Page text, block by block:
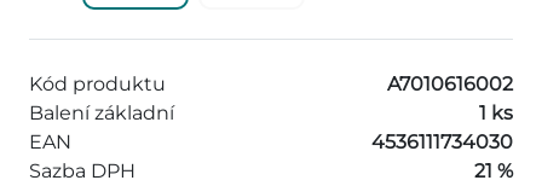
Kód produktu
A7010616002
Balení základní
1 ks
EAN
4536111734030
Sazba DPH
21 %